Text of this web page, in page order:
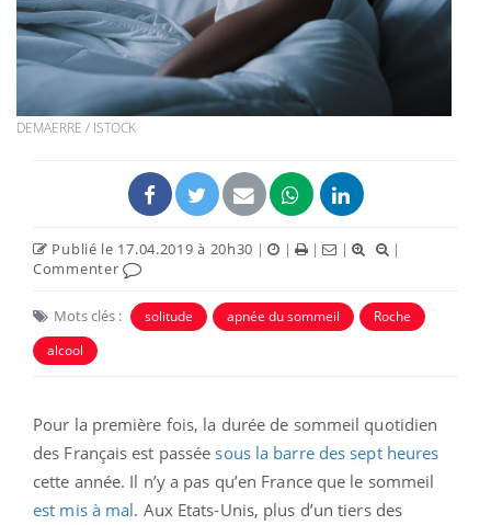
DEMAERRE / ISTOCK
Publié le 17.04.2019 à 20h30 | | | |
|
Commenter
Mots clés : solitude apnée du sommeil
Roche
alcool
Pour la première fois, la durée de sommeil quotidien
des Français est passée sous la barre des sept heures
cette année. Il n’y a pas qu’en France que le sommeil
est mis à mal. Aux Etats-Unis, plus d’un tiers des